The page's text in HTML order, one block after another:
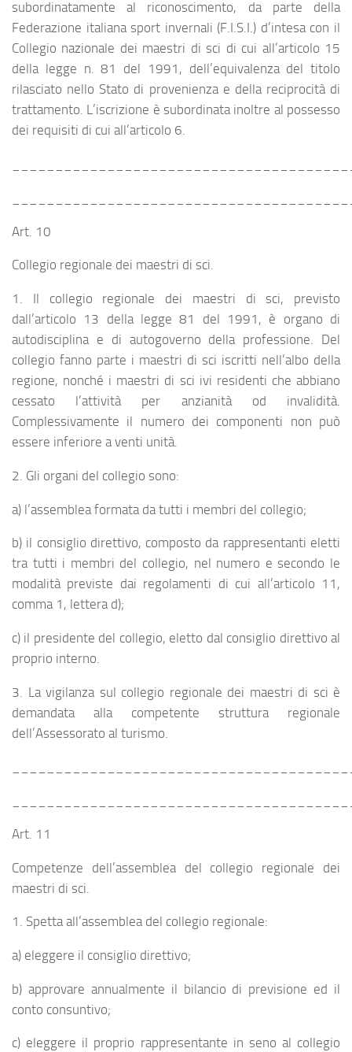
subordinatamente al riconoscimento, da parte della
Federazione italiana sport invernali (F.I.S.I.) d’intesa con il
Collegio nazionale dei maestri di sci di cui all’articolo 15
della legge n. 81 del 1991, dell’equivalenza del titolo
rilasciato nello Stato di provenienza e della reciprocità di
trattamento. L’iscrizione è subordinata inoltre al possesso
dei requisiti di cui all’articolo 6.
Art. 10
Collegio regionale dei maestri di sci.
1. Il collegio regionale dei maestri di sci, previsto
dall’articolo 13 della legge 81 del 1991, è organo di
autodisciplina e di autogoverno della professione. Del
collegio fanno parte i maestri di sci iscritti nell’albo della
regione, nonché i maestri di sci ivi residenti che abbiano
cessato l’attività per anzianità od invalidità.
Complessivamente il numero dei componenti non può
essere inferiore a venti unità.
2. Gli organi del collegio sono:
a) l’assemblea formata da tutti i membri del collegio;
b) il consiglio direttivo, composto da rappresentanti eletti
tra tutti i membri del collegio, nel numero e secondo le
modalità previste dai regolamenti di cui all’articolo 11,
comma 1, lettera d);
c) il presidente del collegio, eletto dal consiglio direttivo al
proprio interno.
3. La vigilanza sul collegio regionale dei maestri di sci è
demandata alla competente struttura regionale
dell’Assessorato al turismo.
Art. 11
Competenze dell’assemblea del collegio regionale dei
maestri di sci.
1. Spetta all’assemblea del collegio regionale:
a) eleggere il consiglio direttivo;
b) approvare annualmente il bilancio di previsione ed il
conto consuntivo;
c) eleggere il proprio rappresentante in seno al collegio